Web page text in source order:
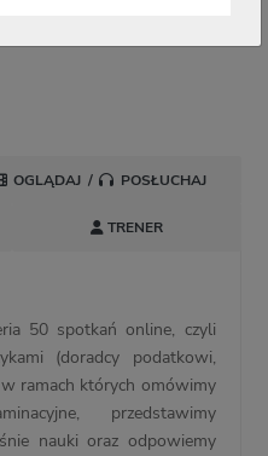
OGLĄDAJ / POSŁUCHAJ
TRENER
50 spotkań online, czyli
(doradcy podatkowi,
ramach których omówimy
przedstawimy
nauki oraz odpowiemy